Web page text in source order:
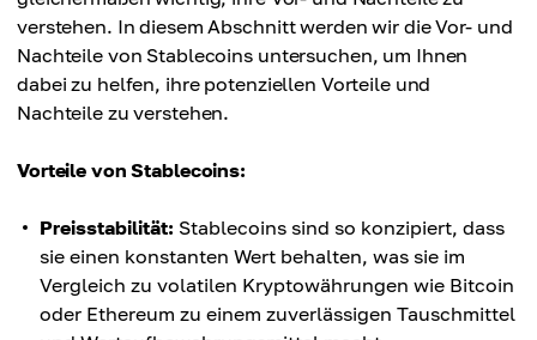
verstehen. In diesem Abschnitt werden wir die Vor- und
Nachteile von Stablecoins untersuchen, um Ihnen
dabei zu helfen, ihre potenziellen Vorteile und
Nachteile zu verstehen.
Vorteile von Stablecoins:
Preisstabilität: Stablecoins sind so konzipiert, dass
sie einen konstanten Wert behalten, was sie im
Vergleich zu volatilen Kryptowährungen wie Bitcoin
oder Ethereum zu einem zuverlässigen Tauschmittel